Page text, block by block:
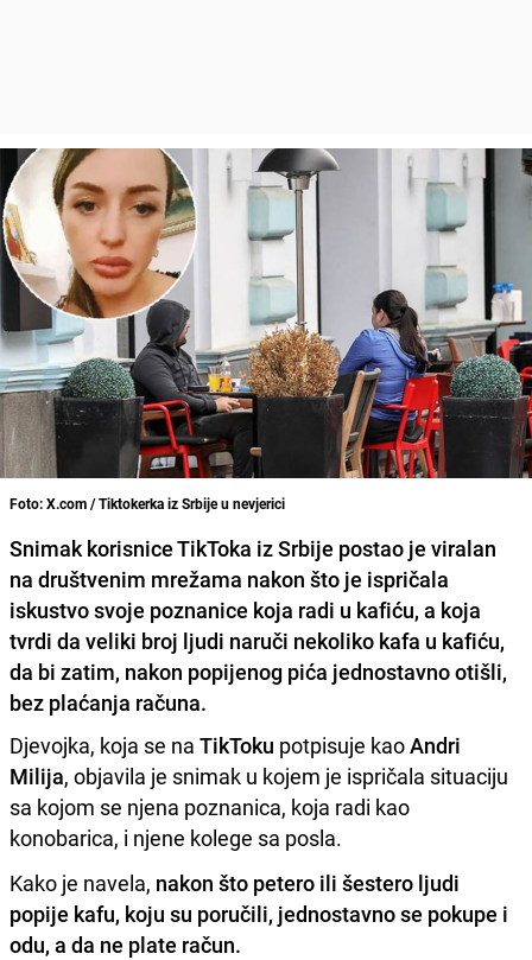
Foto: X.com / Tiktokerka iz Srbije u nevjerici
Snimak korisnice TikToka iz Srbije postao je viralan
na društvenim mrežama nakon što je ispričala
iskustvo svoje poznanice koja radi u kafiću, a koja
tvrdi da veliki broj ljudi naruči nekoliko kafa u kafiću,
da bi zatim, nakon popijenog pića jednostavno otišli,
bez plaćanja računa.
Djevojka, koja se na TikToku potpisuje kaoAndri
Milija, objavila je snimak u kojem je ispričala situaciju
sa kojom se njena poznanica, koja radi kao
konobarica, i njene kolege sa posla.
Kako je navela, nakon što petero ili šestero ljudi
popije kafu, koju su poručili, jednostavno se pokupe i
odu, a da ne plate račun.